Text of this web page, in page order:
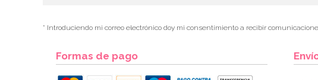
* Introduciendo mi correo electrónico doy mi consentimiento a recibir
Formas de pago